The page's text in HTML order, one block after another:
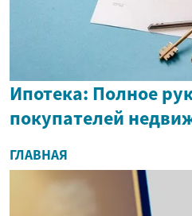
Ипотека: Полное
покупателей
ГЛАВНАЯ